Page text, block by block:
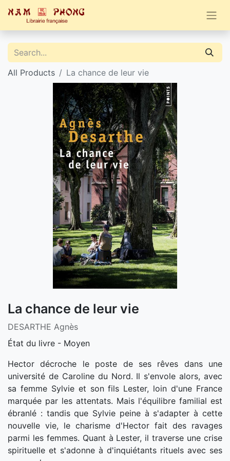
All Products La chance de leur vie
La chance de leur vie
DESARTHE Agnès
État du livre - Moyen
Hector décroche le poste de ses rêves dans une
université de Caroline du Nord. Il s'envole alors, avec
sa femme Sylvie et son fils Lester, loin d'une France
marquée par les attentats. Mais l'équilibre familial est
ébranlé : tandis que Sylvie peine à s'adapter à cette
nouvelle vie, le charisme d'Hector fait des ravages
parmi les femmes. Quant à Lester, il traverse une crise
spirituelle et s'adonne à d'inquiétants rituels avec ses